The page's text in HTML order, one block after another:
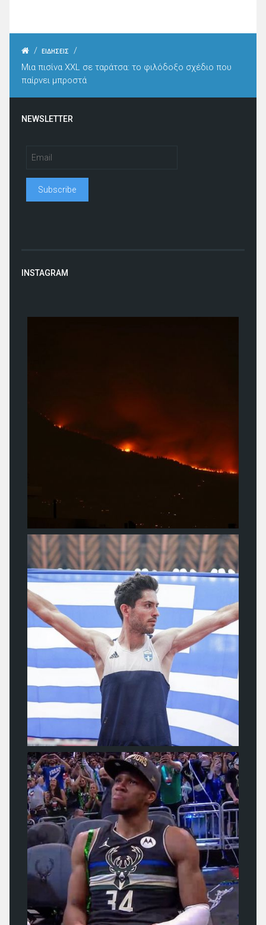
/ ΕΙΔΗΣΕΙΣ
/
Μια πισίνα XXL σε ταράτσα: το φιλόδοξο σχέδιο που
παίρνει μπροστά
NEWSLETTER
INSTAGRAM